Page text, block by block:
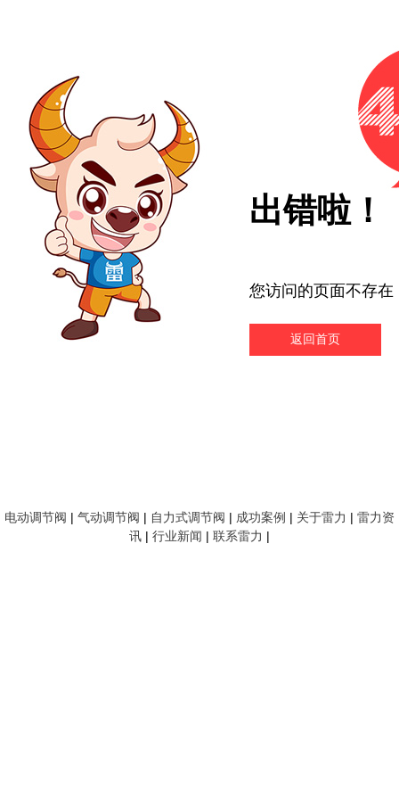
出错啦！
您访问的页面不存在
返回首页
电动调节阀 | 气动调节阀 | 自力式调节阀 | 成功案例 | 关于雷力 | 雷力资
讯 | 行业新闻 | 联系雷力 |